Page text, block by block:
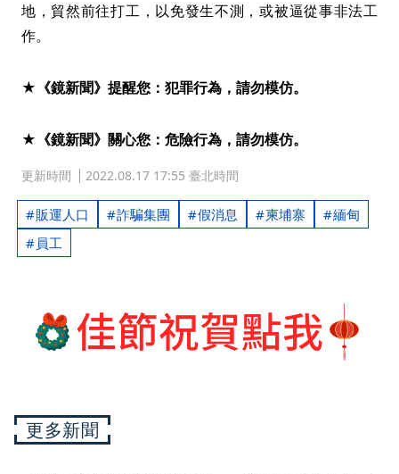
地，貿然前往打工，以免發生不測，或被逼從事非法工
作。
★《鏡新聞》提醒您：犯罪行為，請勿模仿。
★《鏡新聞》關心您：危險行為，請勿模仿。
更新時間 2022.08.17 17:55 臺北時間
販運人口 詐騙集團 假消息 柬埔寨
緬甸
員工
更多新聞